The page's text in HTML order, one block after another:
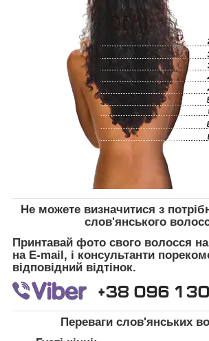
Не можете визначитися з
слов'янського
Принтавай фото свого волосся
на E-mail, і консультанти
відповідний відтінок.
Переваги слов'янських